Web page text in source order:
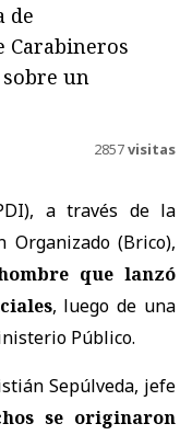
de
Carabineros
un
2857visitas
a través de la
Organizado (Brico),
que lanzó
, luego de una
Público.
Sepúlveda, jefe
se originaron